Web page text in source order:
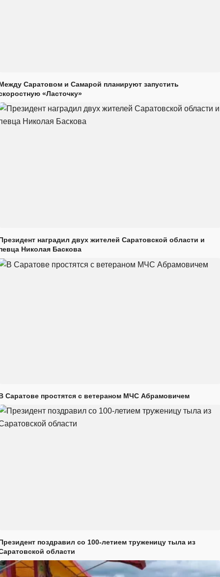
Саратовом и Самарой планируют запустить
«Ласточку»
наградил двух жителей Саратовской области и
Николая Баскова
Саратове простятся с ветераном МЧС Абрамовичем
поздравил со 100-летием труженицу тыла из
области